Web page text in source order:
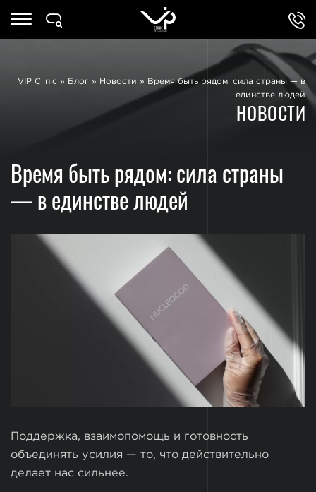
VIP Clinic » Блог » Новости »
Время быть рядом: сила страны — в
единстве людей
НОВОСТИ
Время быть рядом: сила страны
— в единстве людей
Поддержка, взаимопомощь и готовность
объединять усилия — то, что действительно
делает нас сильнее.